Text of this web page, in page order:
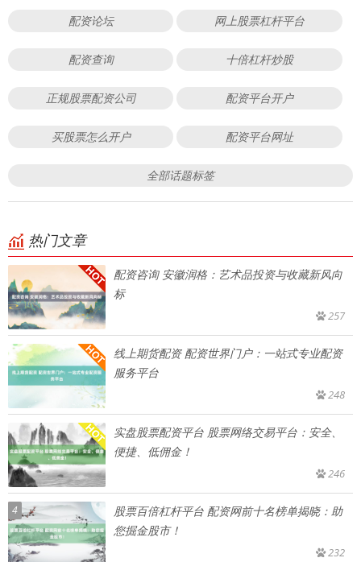
配资论坛 网上股票杠杆平台
配资查询 十倍杠杆炒股
正规股票配资公司 配资平台开户
买股票怎么开户 配资平台网址
全部话题标签
热门文章
配资咨询 安徽润格：艺术品投资与收藏新风向
标
257
线上期货配资 配资世界门户：一站式专业配资
服务平台
248
实盘股票配资平台 股票网络交易平台：安全、
便捷、低佣金！
246
4
股票百倍杠杆平台 配资网前十名榜单揭晓：助
您掘金股市！
232